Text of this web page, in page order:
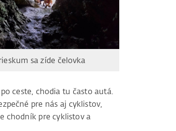
sa zíde čelovka
ceste, chodia tu často autá.
pre nás aj cyklistov,
chodník pre cyklistov a